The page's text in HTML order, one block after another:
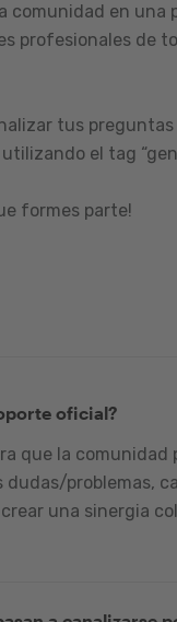
comunidad en una
profesionales de
tus
el tag
formes parte!
oficial?
que la
dudas/problemas,
una sinergia